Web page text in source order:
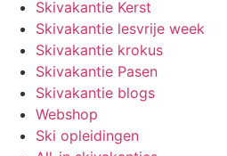
Skivakantie Kerst
Skivakantie lesvrije week
Skivakantie krokus
Skivakantie Pasen
Skivakantie blogs
Webshop
Ski opleidingen